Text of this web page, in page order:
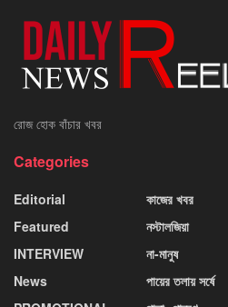
রোজ হোক বাঁচার খবর
Categories
Editorial
Featured
INTERVIEW
News
কাজের খবর
নস্টালজিয়া
না-মানুষ
পায়ের তলায় সর্ষে